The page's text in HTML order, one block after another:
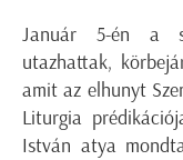
Január 5-én a
utazhattak,
amit az elhunyt
Liturgia
István atya